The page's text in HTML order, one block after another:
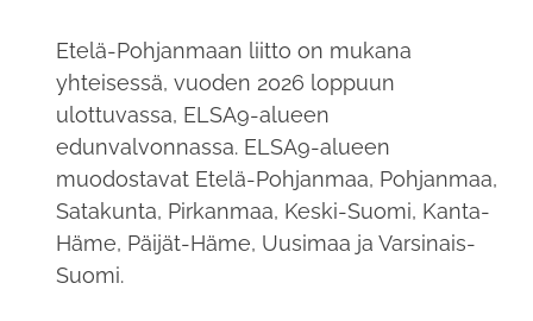
Etelä-Pohjanmaan liitto on mukana
yhteisessä, vuoden 2026 loppuun
ulottuvassa, ELSA9-alueen
edunvalvonnassa. ELSA9-alueen
muodostavat Etelä-Pohjanmaa, Pohjanmaa,
Satakunta, Pirkanmaa, Keski-Suomi, Kanta-
Häme, Päijät-Häme, Uusimaa ja Varsinais-
Suomi.